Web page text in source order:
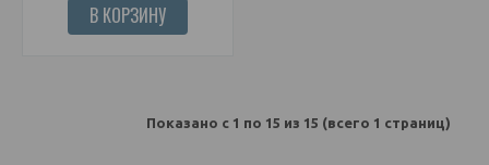
В КОРЗИНУ
Показано с 1 по 15 из 15 (всего 1 страниц)